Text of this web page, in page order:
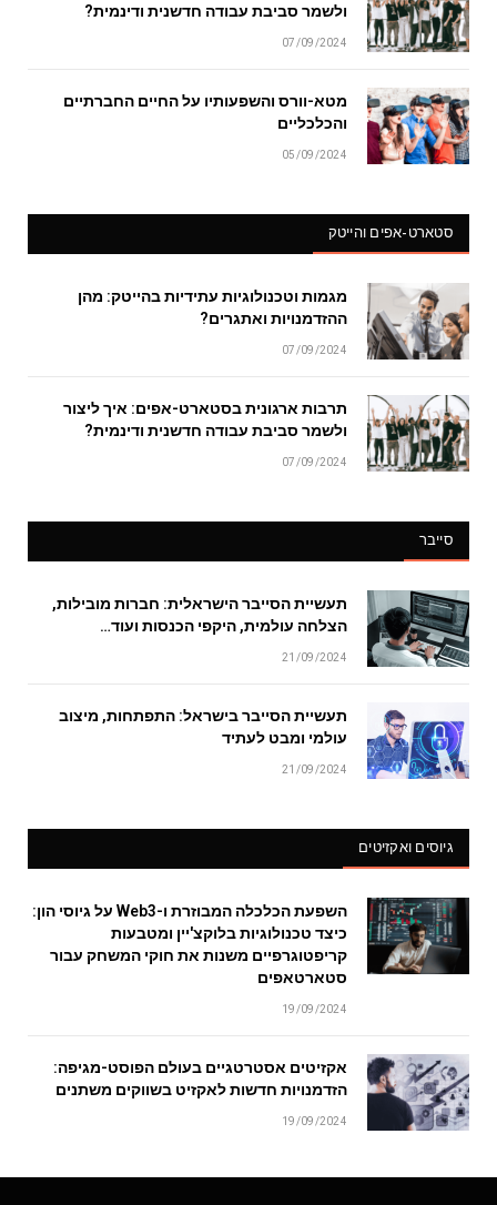
ולשמר סביבת עבודה חדשנית ודינמית?
07/09/2024
מטא-וורס והשפעותיו על החיים החברתיים
והכלכליים
05/09/2024
סטארט-אפים והייטק
מגמות וטכנולוגיות עתידיות בהייטק: מהן
ההזדמנויות ואתגרים?
07/09/2024
תרבות ארגונית בסטארט-אפים: איך ליצור
ולשמר סביבת עבודה חדשנית ודינמית?
07/09/2024
סייבר
תעשיית הסייבר הישראלית: חברות מובילות,
הצלחה עולמית, היקפי הכנסות ועוד…
21/09/2024
תעשיית הסייבר בישראל: התפתחות, מיצוב
עולמי ומבט לעתיד
21/09/2024
גיוסים ואקזיטים
השפעת הכלכלה המבוזרת ו-Web3 על גיוסי הון:
כיצד טכנולוגיות בלוקצ'יין ומטבעות
קריפטוגרפיים משנות את חוקי המשחק עבור
סטארטאפים
19/09/2024
אקזיטים אסטרטגיים בעולם הפוסט-מגיפה:
הזדמנויות חדשות לאקזיט בשווקים משתנים
19/09/2024